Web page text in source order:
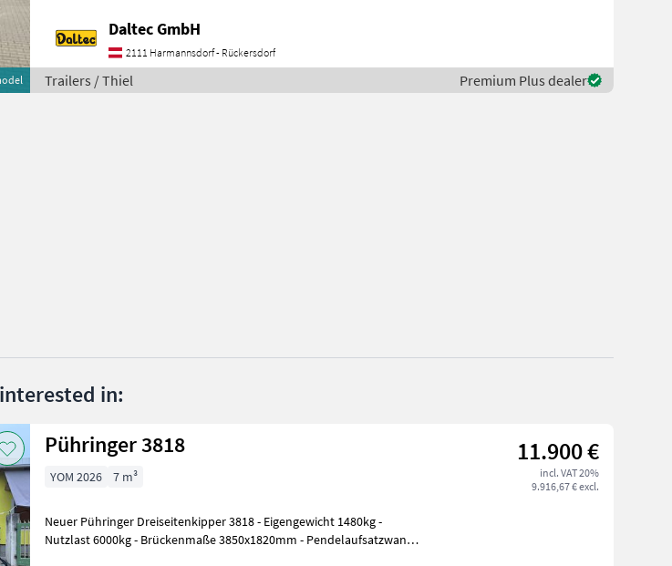
Daltec GmbH
2111 Harmannsdorf - Rückersdorf
Trailers / Thiel Premium Plus dealer
in:
Pühringer 3818 11.900 €
incl. VAT 20%
9.916,67 € excl.
YOM 2026 7 m³
Neuer Pühringer Dreiseitenkipper 3818 - Eigengewicht 1480kg -
Nutzlast 6000kg - Brückenmaße 3850x1820mm - Pendelaufsatzwand -